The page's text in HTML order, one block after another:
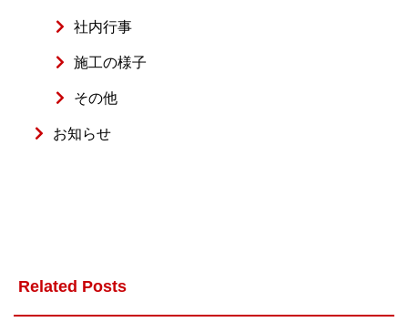
社内行事
施工の様子
その他
お知らせ
Related Posts